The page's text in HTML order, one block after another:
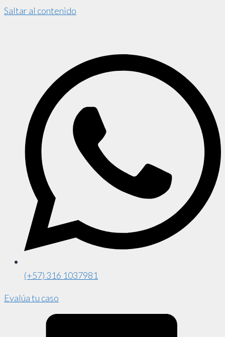
Saltar al contenido
(+57) 316 1037981
Evalúa tu caso